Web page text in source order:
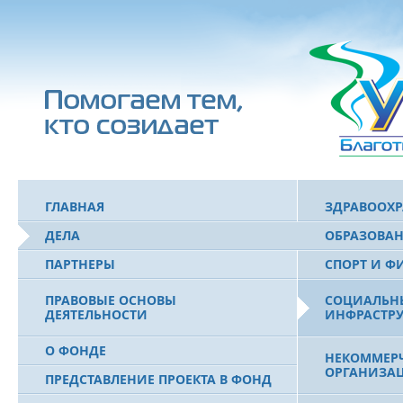
ГЛАВНАЯ
ДЕЛА
ПАРТНЕРЫ
ПРАВОВЫЕ ОСНОВЫ
ДЕЯТЕЛЬНОСТИ
О ФОНДЕ
ПРЕДСТАВЛЕНИЕ ПРОЕКТА В ФОНД
СПОРТ И